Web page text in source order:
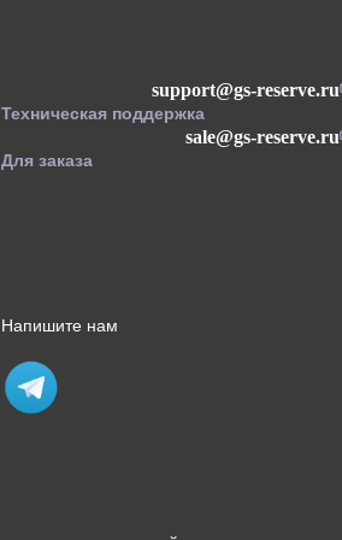
support@gs-reserve.ru
Техническая поддержка
sale@gs-reserve.ru
Для заказа
Напишите нам